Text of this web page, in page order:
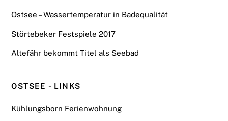
Ostsee – Wassertemperatur in Badequalität
Störtebeker Festspiele 2017
Altefähr bekommt Titel als Seebad
OSTSEE - LINKS
Kühlungsborn Ferienwohnung